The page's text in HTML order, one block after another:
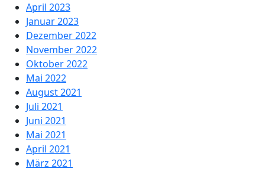
April 2023
Januar 2023
Dezember 2022
November 2022
Oktober 2022
Mai 2022
August 2021
Juli 2021
Juni 2021
Mai 2021
April 2021
März 2021